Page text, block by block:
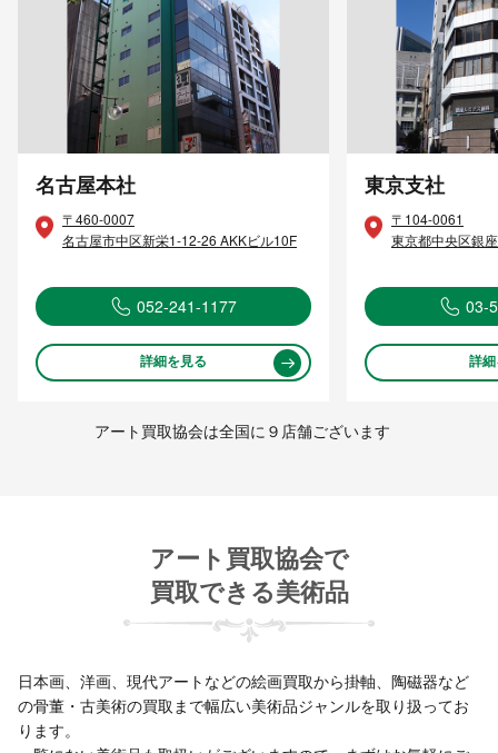
名古屋本社
〒460-0007
名古屋市中区新栄1-12-26 AKKビル10F
052-241-1177
詳細を見る
東京支社
〒104-0061
東京都中央区銀
03-
詳
アート買取協会は全国に９店舗ございます
アート買取協会で
買取できる美術品
日本画、洋画、現代アートなどの絵画買取から掛軸、陶磁器など
の骨董・古美術の買取まで幅広い美術品ジャンルを取り扱ってお
ります。